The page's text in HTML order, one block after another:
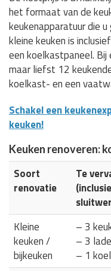
het formaat van de
keukenapparatuur die
kleine keuken is
een koelkastpaneel.
maar liefst 12
koelkast- en een
Schakel een
keuken!
Keuken renoveren:
Soort
renovatie
Te
Kleine
keuken /
bijkeuken
– 3
– 3
– 1